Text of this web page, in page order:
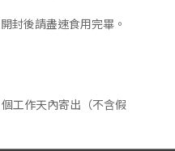
封後請盡速食用完畢。
工作天內寄出（不含假